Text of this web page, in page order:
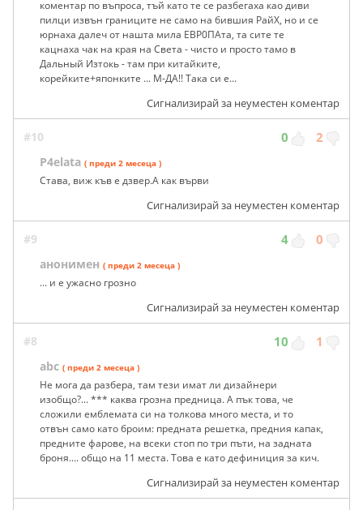
коментар по въпроса, тъй като те се разбегаха као диви
пилци извън границите не само на бившия РайХ, но и се
юрнаха далеч от нашта мила ЕВР0ПАта, та сите те
кацнаха чак на края на Света - чисто и просто тамо в
Дальный Изтокь - там при китайките,
корейките+японките ... М-ДА!! Така си е...
Сигнализирай за неуместен коментар
#10 0 2
P4elata ( преди 2 месеца )
Става, виж къв е дзвер.А как върви
Сигнализирай за неуместен коментар
#9 4 0
анонимен ( преди 2 месеца )
... и е ужасно грозно
Сигнализирай за неуместен коментар
#8 10 1
abc ( преди 2 месеца )
Не мога да разбера, там тези имат ли дизайнери
изобщо?... *** каква грозна предница. А пък това, че
сложили емблемата си на толкова много места, и то
отвън само като броим: предната решетка, предния капак,
предните фарове, на всеки стоп по три пъти, на задната
броня.... общо на 11 места. Това е като дефиниция за кич.
Сигнализирай за неуместен коментар